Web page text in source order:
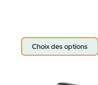
Choix des options